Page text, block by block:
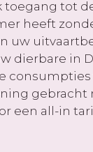
toegang tot
heeft
uw
dierbare in
gebracht
een all-in